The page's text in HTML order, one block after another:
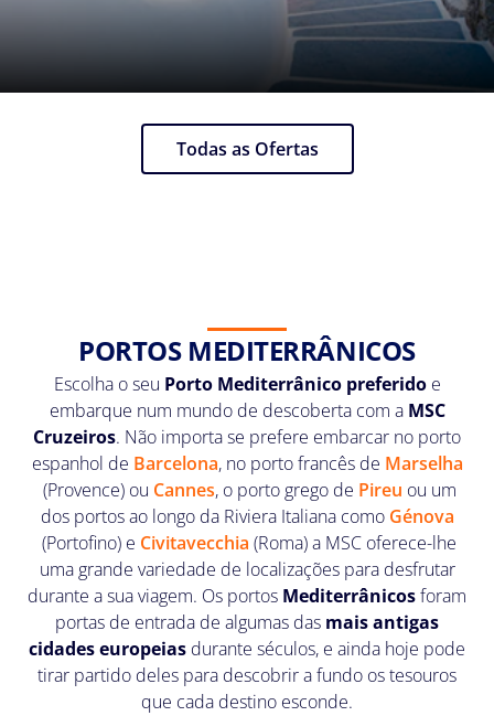
Todas as Ofertas
PORTOS MEDITERRÂNICOS
Escolha o seu Porto Mediterrânico preferidoe
embarque num mundo de descoberta com a MSC
Cruzeiros. Não importa se prefere embarcar no porto
espanhol de Barcelona, no porto francês de Marselha
(Provence) ou Cannes, o porto grego de Pireu ou um
dos portos ao longo da Riviera Italiana como Génova
(Portofino) e Civitavecchia (Roma) a MSC oferece-lhe
uma grande variedade de localizações para desfrutar
durante a sua viagem. Os portos Mediterrânicosforam
portas de entrada de algumas das mais antigas
cidades europeias durante séculos, e ainda hoje pode
tirar partido deles para descobrir a fundo os tesouros
que cada destino esconde.